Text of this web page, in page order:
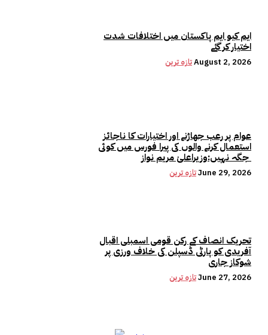
ایم کیو ایم پاکستان میں اختلافات شدت
اختیار کر گئے
تازہ ترینAugust 2, 2026
عوام پر رعب جھاڑنے اور اختیارات کا ناجائز
استعمال کرنے والوں کی پیرا فورس میں کوئی
تازہ ترینJune 29, 2026
تحریک انصاف کے رکن قومی اسمبلی اقبال
آفریدی کو پارٹی ڈسپلن کی خلاف ورزی پر
شوکاز جاری
تازہ ترینJune 27, 2026